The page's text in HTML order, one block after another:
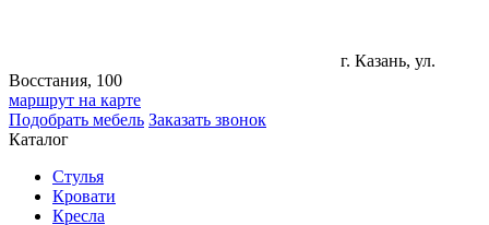
г. Казань, ул.
Восстания, 100
маршрут на карте
Подобрать мебель Заказать звонок
Каталог
Стулья
Кровати
Кресла